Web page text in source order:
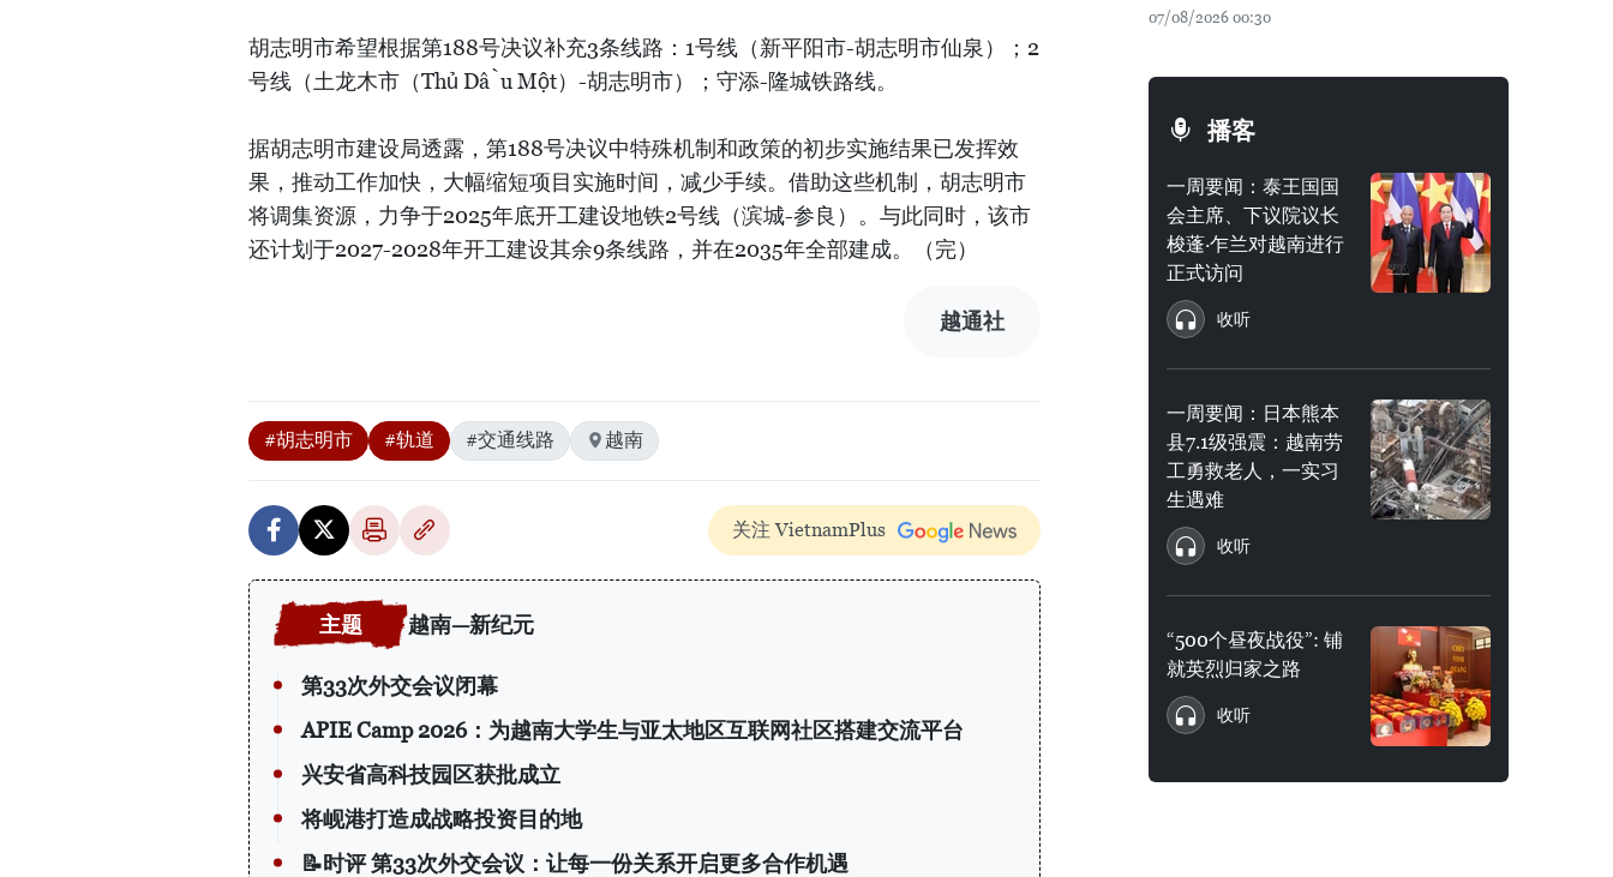
胡志明市希望根据第188号决议补充3条线路：1号线（新平阳市-胡志明市仙泉）；2
号线（土龙木市（Thủ Dầu Một）-胡志明市）；守添-隆城铁路线。
据胡志明市建设局透露，第188号决议中特殊机制和政策的初步实施结果已发挥效
果，推动工作加快，大幅缩短项目实施时间，减少手续。借助这些机制，胡志明市
将调集资源，力争于2025年底开工建设地铁2号线（滨城-参良）。与此同时，该市
还计划于2027-2028年开工建设其余9条线路，并在2035年全部建成。（完）
越通社
#胡志明市 #轨道 #交通线路 越南
关注 VietnamPlus
越南—新纪元
第33次外交会议闭幕
APIE Camp 2026：为越南大学生与亚太地区互联网社区搭建交流平台
兴安省高科技园区获批成立
将岘港打造成战略投资目的地
📝时评 第33次外交会议：让每一份关系开启更多合作机遇
07/08/2026 00:30
播客
一周要闻：泰王国国
会主席、下议院议长
梭蓬·乍兰对越南进行
正式访问
收听
一周要闻：日本熊本
县7.1级强震：越南劳
工勇救老人，一实习
生遇难
收听
“500个昼夜战役”: 铺
就英烈归家之路
收听